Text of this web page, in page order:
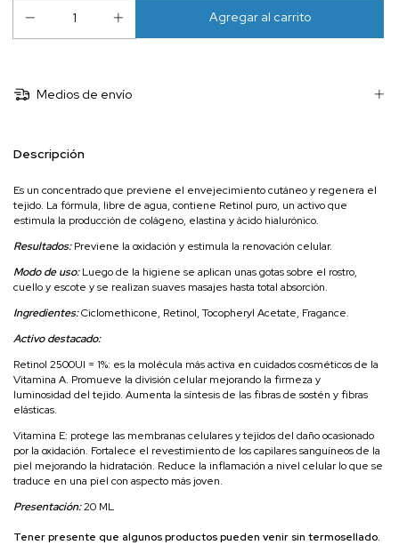
Medios de envío
Descripción
Es un concentrado que previene el envejecimiento cutáneo y regenera el
tejido. La fórmula, libre de agua, contiene Retinol puro, un activo que
estimula la producción de colágeno, elastina y ácido hialurónico.
Resultados:Previene la oxidación y estimula la renovación celular.
Modo de uso:Luego de la higiene se aplican unas gotas sobre el rostro,
cuello y escote y se realizan suaves masajes hasta total absorción.
Ingredientes:Ciclomethicone, Retinol, Tocopheryl Acetate, Fragance.
Activo destacado:
Retinol 2500UI = 1%: es la molécula más activa en cuidados cosméticos de la
Vitamina A. Promueve la división celular mejorando la firmeza y
luminosidad del tejido. Aumenta la síntesis de las fibras de sostén y fibras
elásticas.
Vitamina E: protege las membranas celulares y tejidos del daño ocasionado
por la oxidación. Fortalece el revestimiento de los capilares sanguíneos de la
piel mejorando la hidratación. Reduce la inflamación a nivel celular lo que se
traduce en una piel con aspecto más joven.
Presentación:20 ML
Tener presente que algunos productos pueden venir sin termosellado.